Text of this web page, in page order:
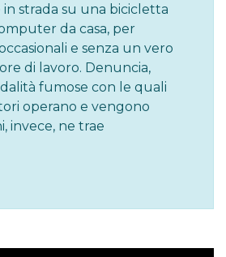
strada su una bicicletta
da casa, per
e senza un vero
di lavoro. Denuncia,
fumose con le quali
operano e vengono
invece, ne trae